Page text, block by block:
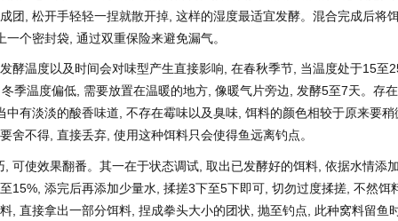
团, 松开手轻轻一捏就散开掉, 这样的湿度最适宜发酵。混合完成后将
个密封袋, 通过双重保险来避免漏气。
酵温度以及时间会对味型产生直接影响, 在春秋季节, 当温度处于15
季温度偏低, 需要放置在温暖的地方, 像暖气片旁边, 发酵5至7天。存
中有淡淡的酸香味道, 不存在霉味以及臭味, 饵料的颜色相较于原来要
舍不得, 直接丢弃, 使用这种饵料只会使得鱼远离钓点。
, 可使效果翻番。其一在于状态调试, 取出已发酵好的饵料, 依据水情添
15%, 添完后再添加少量水, 揉搓3下至5下即可, 切勿过度揉搓, 不然饵
, 直接拿出一部分饵料, 捏成拳头大小的团状, 抛至钓点, 此种窝料留鱼